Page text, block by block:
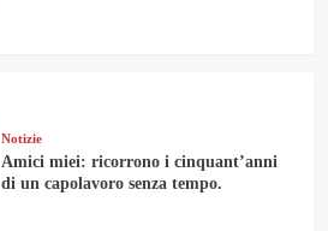
Notizie
Amici miei: ricorrono i cinquant’anni
di un capolavoro senza tempo.